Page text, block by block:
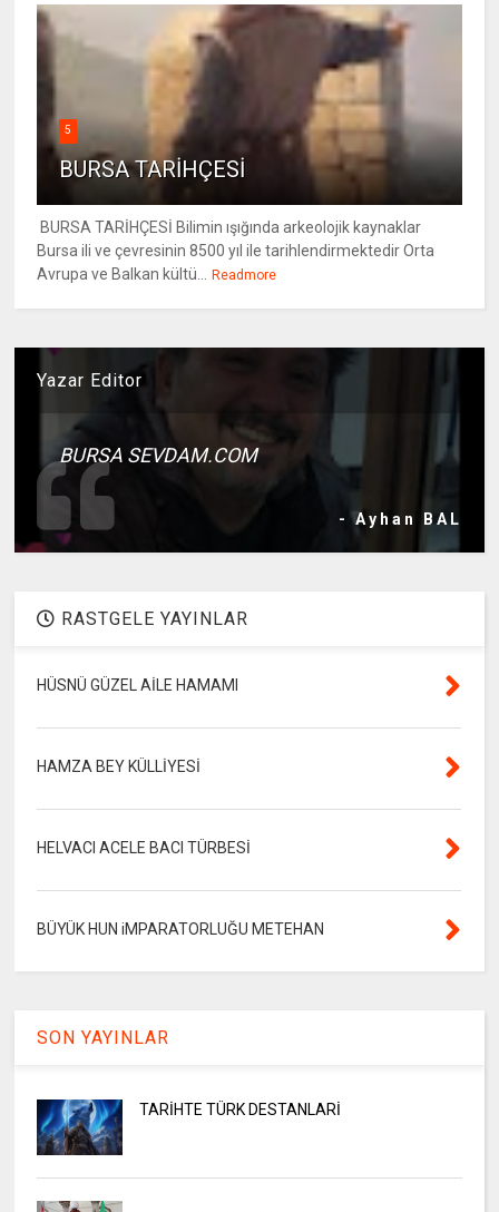
5
BURSA TARİHÇESİ
BURSA TARİHÇESİ Bilimin ışığında arkeolojik kaynaklar
Bursa ili ve çevresinin 8500 yıl ile tarihlendirmektedir Orta
Avrupa ve Balkan kültü...
Readmore
Yazar Editor
BURSA SEVDAM.COM
- Ayhan BAL
RASTGELE YAYINLAR
HÜSNÜ GÜZEL AİLE HAMAMI
HAMZA BEY KÜLLİYESİ
HELVACI ACELE BACI TÜRBESİ
BÜYÜK HUN iMPARATORLUĞU METEHAN
SON YAYINLAR
TARİHTE TÜRK DESTANLARİ